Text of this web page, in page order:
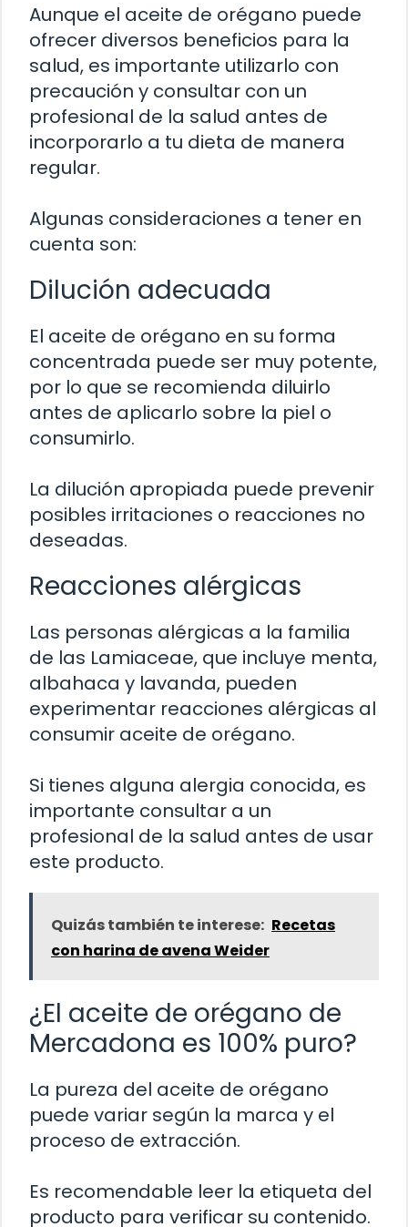
Aunque el aceite de orégano puede
ofrecer diversos beneficios para la
salud, es importante utilizarlo con
precaución y consultar con un
profesional de la salud antes de
incorporarlo a tu dieta de manera
regular.
Algunas consideraciones a tener en
cuenta son:
Dilución adecuada
El aceite de orégano en su forma
concentrada puede ser muy potente,
por lo que se recomienda diluirlo
antes de aplicarlo sobre la piel o
consumirlo.
La dilución apropiada puede prevenir
posibles irritaciones o reacciones no
deseadas.
Reacciones alérgicas
Las personas alérgicas a la familia
de las Lamiaceae, que incluye menta,
albahaca y lavanda, pueden
experimentar reacciones alérgicas al
consumir aceite de orégano.
Si tienes alguna alergia conocida, es
importante consultar a un
profesional de la salud antes de usar
este producto.
Quizás también te interese: Recetas
con harina de avena Weider
¿El aceite de orégano de
Mercadona es 100% puro?
La pureza del aceite de orégano
puede variar según la marca y el
proceso de extracción.
Es recomendable leer la etiqueta del
producto para verificar su contenido.